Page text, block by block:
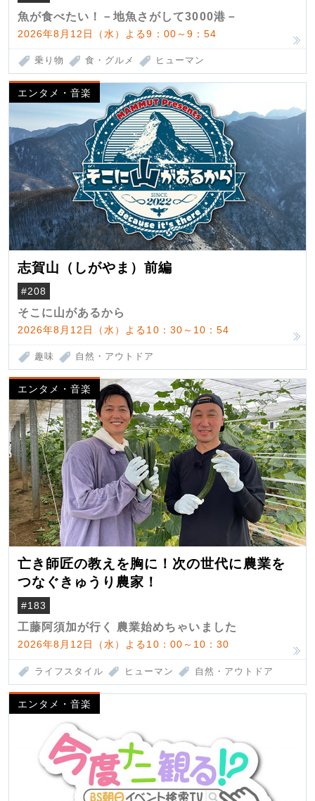
魚が食べたい！－地魚さがして3000港－
2026年8月12日（水）よる9：00～9：54
乗り物 食・グルメ ヒューマン
エンタメ・音楽
志賀山（しがやま）前編
#208
そこに山があるから
2026年8月12日（水）よる10：30～10：54
趣味 自然・アウトドア
エンタメ・音楽
亡き師匠の教えを胸に！次の世代に農業を
つなぐきゅうり農家！
#183
工藤阿須加が行く 農業始めちゃいました
2026年8月12日（水）よる10：00～10：30
ライフスタイル ヒューマン 自然・アウトドア
エンタメ・音楽